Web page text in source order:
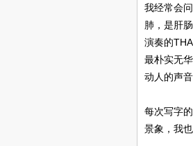
我经常会
肺，是肝
演奏的
最朴实无
动人的声
每次写字
景象，我